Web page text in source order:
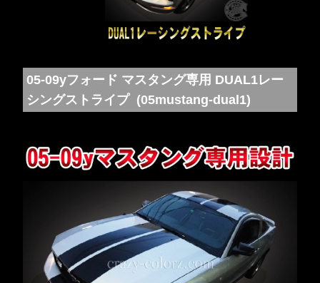
05-09yフォード マスタング専用 DUAL1レー
シングストライプ (05mustang-dual1)